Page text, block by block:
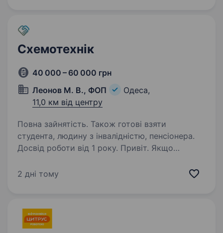
Схемотехнік
40 000 – 60 000 грн
Леонов М. В., ФОП
Одеса,
11,0 км від центру
Повна зайнятість. Також готові взяти
студента, людину з інвалідністю, пенсіонера.
Досвід роботи від 1 року. Привіт. Якщо
розвиватися у цій сфері — ми радо
Діагностувати та ремонтувати (відновлювати)
2 дні тому